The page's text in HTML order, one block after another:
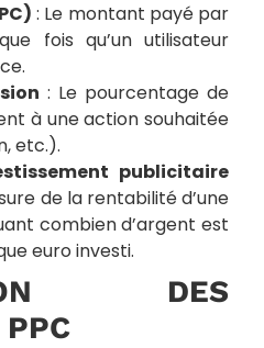
: Le montant payé par
fois qu’un utilisateur
: Le pourcentage de
à une action souhaitée
etc.).
publicitaire
de la rentabilité d’une
combien d’argent est
euro investi.
DES
PPC